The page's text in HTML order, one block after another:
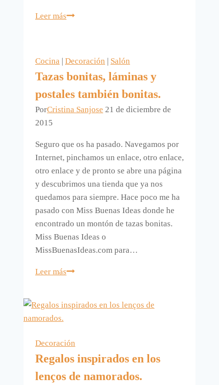
Leer másMarcos
básicos
en
la
Cocina Decoración Salón
Tazas bonitas, láminas y
postales también bonitas.
PorCristina Sanjose 21 de diciembre de
2015
Seguro que os ha pasado. Navegamos por
Internet, pinchamos un enlace, otro enlace,
otro enlace y de pronto se abre una página
y descubrimos una tienda que ya nos
quedamos para siempre. Hace poco me ha
pasado con Miss Buenas Ideas donde he
encontrado un montón de tazas bonitas.
Miss Buenas Ideas o
MissBuenasIdeas.com para…
Leer másTazas
y
Decoración
Regalos inspirados en los
lenços de namorados.